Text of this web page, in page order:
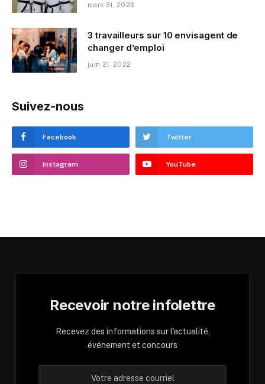
mars 31, 2023
3 travailleurs sur 10 envisagent de
changer d’emploi
juin 21, 2022
Suivez-nous
Facebook Twitter
Instagram YouTube
Recevoir notre infolettre
Recevez des informations sur l'actualité,
événement et concours